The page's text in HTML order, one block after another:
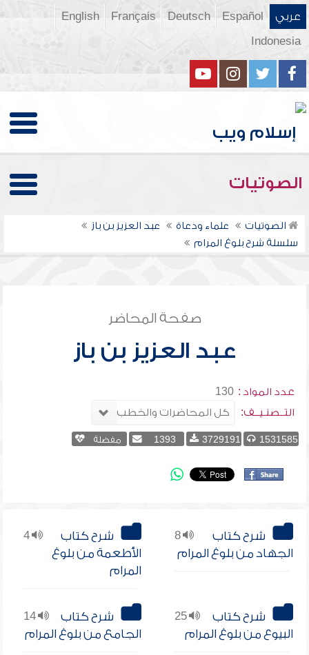
عربي Español
Deutsch
Français
English
Indonesia
الصوتيات
الصوتيات علماء ودعاة
عبد العزيز بن باز
سلسلة شرح بلوغ المرام
صفحة المحاضر
عبد العزيز بن باز
عدد المواد : 130
التــصنـيــف:
1531585
3729191
1393 مفضلة
8
شرح كتاب
الجهاد من بلوغ المرام
4
شرح كتاب
الأطعمة من بلوغ
المرام
25
شرح كتاب
البيوع من بلوغ المرام
14
شرح كتاب
الجامع من بلوغ المرام